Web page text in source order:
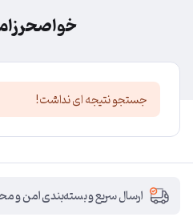
جستجو نتیجه ای نداشت!
ارسال سریع و بسته‌بندی امن و